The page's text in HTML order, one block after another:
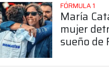
FÓRMULA 1
María
mujer
sueño de
Fórmula 1